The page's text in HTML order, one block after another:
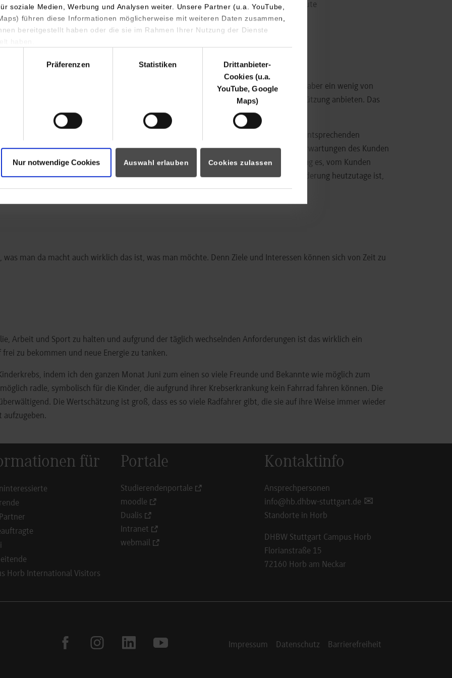
soziale Medien, Werbung und Analysen weiter. Unsere Partner (u.a. YouTube,
führen diese Informationen möglicherweise mit weiteren Daten zusammen,
bereitgestellt haben oder die sie im Rahmen Ihrer Nutzung der Dienste
Präferenzen
Statistiken
Drittanbieter-
Cookies (u.a.
YouTube, Google
Maps)
Nur notwendige Cookies Auswahl erlauben Cookies zulassen
Fähigkeiten, Flexibilität sowie strukturiertes, ergebnisorientiertes Arbeiten sind heute
Aufgabenstellungen.
für die Getränkeindustrie. Ich leite einen technischen Kundendienst, der sich aber ein wenig von
wir dem Kunden sowohl auf der Maschinen- als auch auf der Verschlussseite Unterstützung anbieten. Das
und ich arbeite mit vielen unterschiedlichen Menschen in Europa zusammen.
in Europa technische Unterstützung an seiner Abfüllanlage benötigt und dann die entsprechenden
England auf die jeweiligen Einsatzorte abzustimmen und sicher zu stellen, dass die Erwartungen des Kunden
um meine Kollegen beim "Krisenmanagement vor Ort" zu unterstützen. Ich mag es, vom Kunden
Lösungsvorschläge mit meinen Kollegen erarbeiten zu können. Die größte Herausforderung heutzutage ist,
die Abteilung aufgrund von Einsparungsmaßnahmen verkleinert wurde.
man da macht auch wirklich das ist, was man möchte. Denn Ziele und Interessen können sich von Zeit zu
Arbeit und Sport zu halten und aufgrund der täglich wechselnden Anforderungen ist das wirklich ein
zu bekommen und neue Energie zu tanken.
indem ich den ganzen Monat Juni zum einen so viele Freunde und Bekannte wie möglich zum
radle, symbolisch für die Kinder, die aufgrund ihrer Krebserkrankung kein Fahrrad fahren können. Die
Die Wertschätzung ist groß, dass es so viele Radfahrer gibt, die sie auf ihre Weise immer wieder
für
Horb International Visitors
Portale
Studierendenportale
moodle
Dualis
Intranet
webmail
Kontaktinfo
Ansprechpersonen
info@hb.dhbw-stuttgart.de
Standorte in Horb
DHBW Stuttgart Campus Horb
Florianstraße 15
72160 Horb am Neckar
facebook instagramlinkedin youtube Impressum Datenschutz Barrierefreiheit